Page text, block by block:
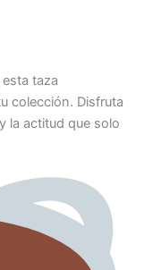
taza
colección. Disfruta
la actitud que solo